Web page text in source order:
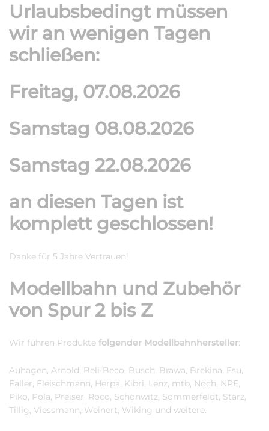
Urlaubsbedingt müssen
wir an wenigen Tagen
schließen:
Freitag, 07.08.2026
Samstag 08.08.2026
Samstag 22.08.2026
an diesen Tagen ist
komplett geschlossen!
Danke für 5 Jahre Vertrauen!
Modellbahn und Zubehör
von Spur 2 bis Z
Wir führen Produkte folgender Modellbahnhersteller:
Auhagen, Arnold, Beli-Beco, Busch, Brawa, Brekina, Esu,
Faller, Fleischmann, Herpa, Kibri, Lenz, mtb, Noch, NPE,
Piko, Pola, Preiser, Roco, Schönwitz, Sommerfeldt, Stärz,
Tillig, Viessmann, Weinert, Wiking und weitere.